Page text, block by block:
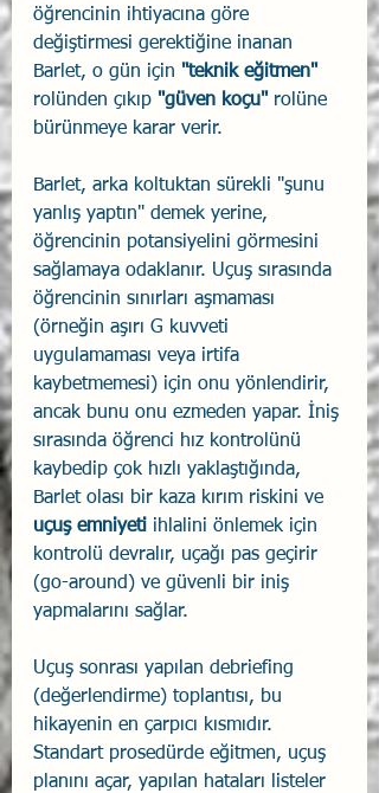
öğrencinin ihtiyacına göre
değiştirmesi gerektiğine inanan
Barlet, o gün için "teknik eğitmen"
rolünden çıkıp "güven koçu" rolüne
bürünmeye karar verir.
Barlet, arka koltuktan sürekli "şunu
yanlış yaptın" demek yerine,
öğrencinin potansiyelini görmesini
sağlamaya odaklanır. Uçuş sırasında
öğrencinin sınırları aşmaması
(örneğin aşırı G kuvveti
uygulamaması veya irtifa
kaybetmemesi) için onu yönlendirir,
ancak bunu onu ezmeden yapar. İniş
sırasında öğrenci hız kontrolünü
kaybedip çok hızlı yaklaştığında,
Barlet olası bir kaza kırım riskini ve
uçuş emniyeti ihlalini önlemek için
kontrolü devralır, uçağı pas geçirir
(go-around) ve güvenli bir iniş
yapmalarını sağlar.
Uçuş sonrası yapılan debriefing
(değerlendirme) toplantısı, bu
hikayenin en çarpıcı kısmıdır.
Standart prosedürde eğitmen, uçuş
planını açar, yapılan hataları listeler